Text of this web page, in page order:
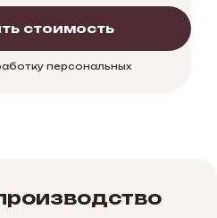
персональных
стоимость